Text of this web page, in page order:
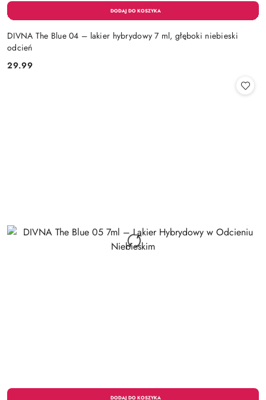
DIVNA The Blue 04 – lakier hybrydowy 7 ml, głęboki niebieski
odcień
Cena:
29.99